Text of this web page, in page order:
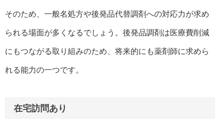
そのため、一般名処方や後発品代替調剤への対応力が求め
られる場面が多くなるでしょう。後発品調剤は医療費削減
にもつながる取り組みのため、将来的にも薬剤師に求めら
れる能力の一つです。
在宅訪問あり